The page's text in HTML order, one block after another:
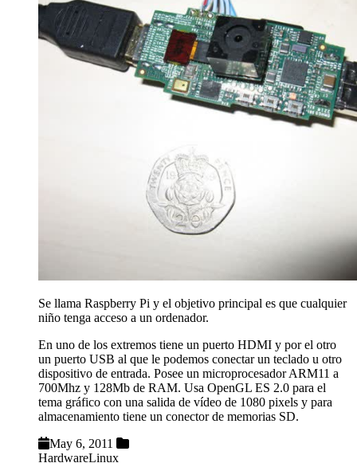
Se llama Raspberry Pi y el objetivo principal es que cualquier
niño tenga acceso a un ordenador.
En uno de los extremos tiene un puerto HDMI y por el otro
un puerto USB al que le podemos conectar un teclado u otro
dispositivo de entrada. Posee un microprocesador ARM11 a
700Mhz y 128Mb de RAM. Usa OpenGL ES 2.0 para el
tema gráfico con una salida de vídeo de 1080 pixels y para
almacenamiento tiene un conector de memorias SD.
May 6, 2011
HardwareLinux